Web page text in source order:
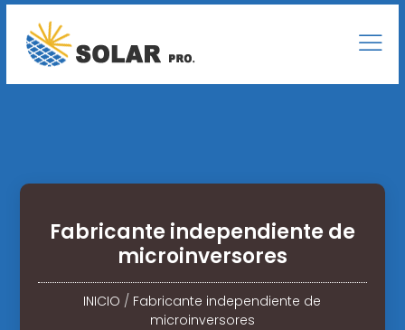
Fabricante independiente de
microinversores
INICIO / Fabricante independiente de
microinversores